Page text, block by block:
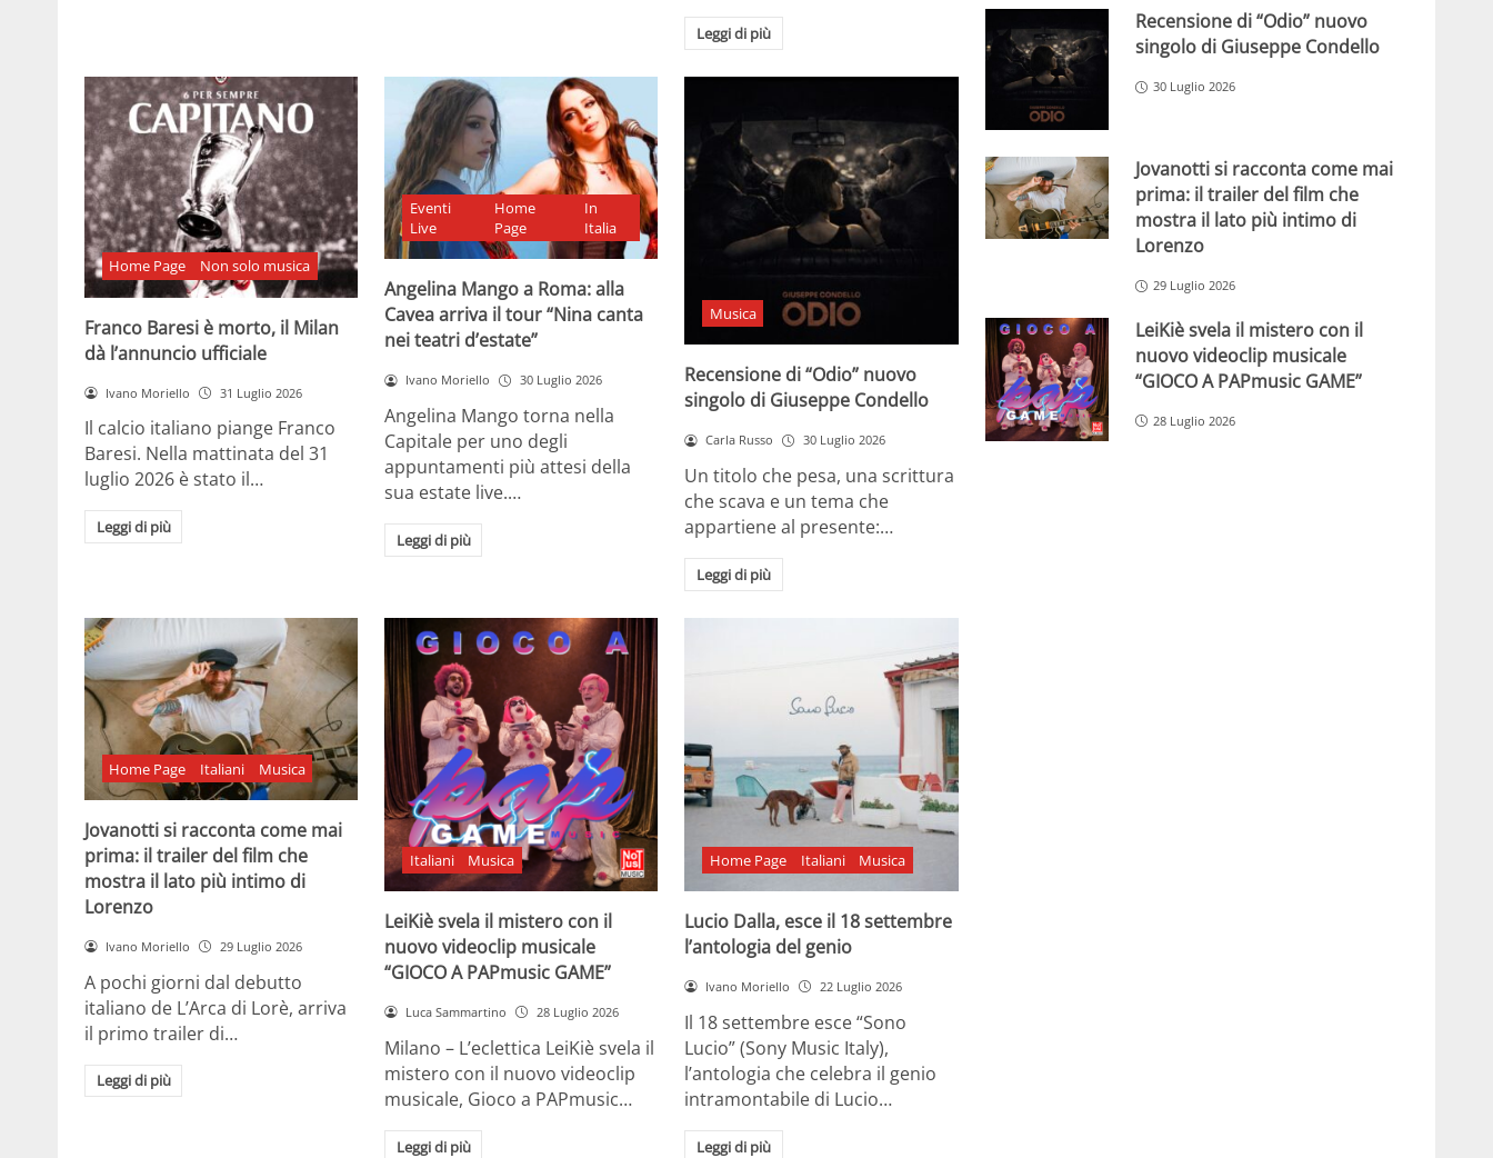
Leggi di più
Home Page Non solo musica
Franco Baresi è morto, il Milan
dà l’annuncio ufficiale
Ivano Moriello 31 Luglio 2026
Il calcio italiano piange Franco
Baresi. Nella mattinata del 31
luglio 2026 è stato il…
Leggi di più
Eventi
Live
Home
Page
In
Italia
Angelina Mango a Roma: alla
Cavea arriva il tour “Nina canta
nei teatri d’estate”
Ivano Moriello 30 Luglio 2026
Angelina Mango torna nella
Capitale per uno degli
appuntamenti più attesi della
sua estate live.…
Leggi di più
Musica
Recensione di “Odio” nuovo
singolo di Giuseppe Condello
Carla Russo 30 Luglio 2026
Un titolo che pesa, una scrittura
che scava e un tema che
appartiene al presente:…
Leggi di più
Home Page Italiani Musica
Jovanotti si racconta come mai
prima: il trailer del film che
mostra il lato più intimo di
Lorenzo
Ivano Moriello 29 Luglio 2026
A pochi giorni dal debutto
italiano de L’Arca di Lorè, arriva
il primo trailer di…
Leggi di più
Italiani Musica
LeiKiè svela il mistero con il
nuovo videoclip musicale
“GIOCO A PAPmusic GAME”
Luca Sammartino 28 Luglio 2026
Milano – L’eclettica LeiKiè svela il
mistero con il nuovo videoclip
musicale, Gioco a PAPmusic…
Leggi di più
Home Page Italiani Musica
Lucio Dalla, esce il 18 settembre
l’antologia del genio
Ivano Moriello 22 Luglio 2026
Il 18 settembre esce “Sono
Lucio” (Sony Music Italy),
l’antologia che celebra il genio
intramontabile di Lucio…
Leggi di più
Recensione di “Odio” nuovo
singolo di Giuseppe Condello
30 Luglio 2026
Jovanotti si racconta come mai
prima: il trailer del film che
mostra il lato più intimo di
Lorenzo
29 Luglio 2026
LeiKiè svela il mistero con il
nuovo videoclip musicale
“GIOCO A PAPmusic GAME”
28 Luglio 2026